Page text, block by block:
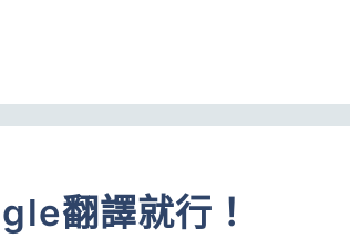
翻譯就行！